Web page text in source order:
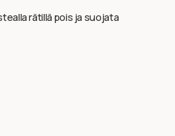
rätillä pois ja suojata